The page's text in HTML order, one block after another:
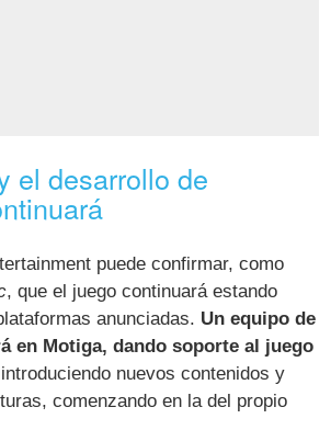
el desarrollo de
puede confirmar, como
, que el juego continuará estando
anunciadas. Un equipo de
en Motiga, dando soporte al juego
nuevos contenidos y
comenzando en la del propio